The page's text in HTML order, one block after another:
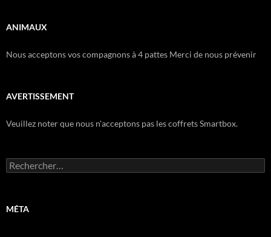
ANIMAUX
Nous acceptons vos compagnons à 4 pattes Merci de nous prévenir
AVERTISSEMENT
Veuillez noter que nous n'acceptons pas les coffrets Smartbox.
Rechercher :
MÉTA